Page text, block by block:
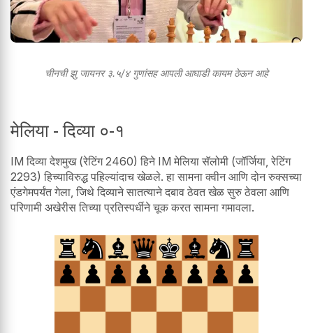
चीनची झु जायनर ३.५/४ गुणांसह आपली आघाडी कायम ठेऊन आहे
मेलिया - दिव्या ०-१
IM दिव्या देशमुख (रेटिंग 2460) हिने IM मेलिया सॅलोमी (जॉर्जिया, रेटिंग
2293) हिच्याविरुद्ध पहिल्यांदाच खेळले. हा सामना क्वीन आणि दोन रुक्सच्या
एंडगेमपर्यंत गेला, जिथे दिव्याने सातत्याने दबाव ठेवत खेळ सुरु ठेवला आणि
परिणामी अखेरीस तिच्या प्रतिस्पर्धीने चूक करत सामना गमावला.